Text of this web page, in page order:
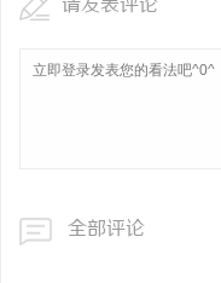
请发表评论
全部评论